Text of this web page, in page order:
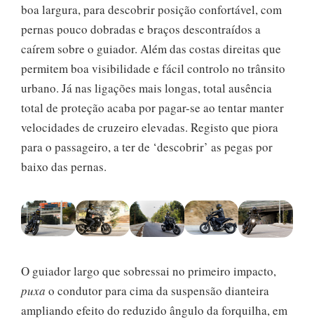
boa largura, para descobrir posição confortável, com
pernas pouco dobradas e braços descontraídos a
caírem sobre o guiador. Além das costas direitas que
permitem boa visibilidade e fácil controlo no trânsito
urbano. Já nas ligações mais longas, total ausência
total de proteção acaba por pagar-se ao tentar manter
velocidades de cruzeiro elevadas. Registo que piora
para o passageiro, a ter de ‘descobrir’ as pegas por
baixo das pernas.
O guiador largo que sobressai no primeiro impacto,
puxa o condutor para cima da suspensão dianteira
ampliando efeito do reduzido ângulo da forquilha, em